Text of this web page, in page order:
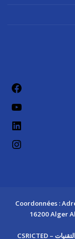
لينكد إن
Coordonnées :
16200 Alger